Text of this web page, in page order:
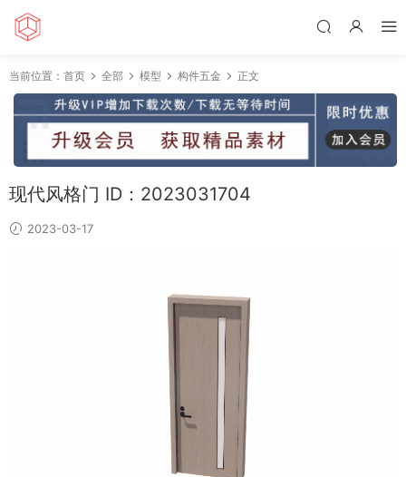
当前位置： 首页 全部 模型 构件五金 正文
现代风格门 ID：2023031704
2023-03-17